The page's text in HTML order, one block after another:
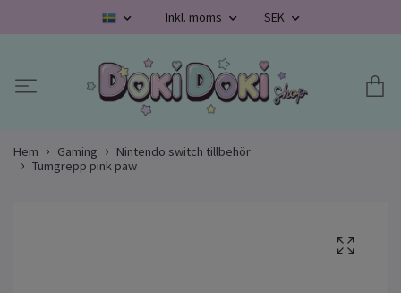
Inkl. moms SEK
Hem Gaming
Nintendo switch tillbehör
Tumgrepp pink paw